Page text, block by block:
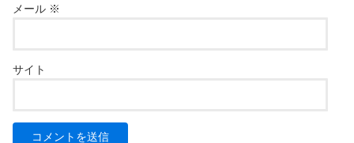
メール ※
サイト